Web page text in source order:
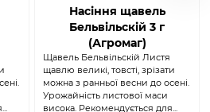
Насіння щавель
Бельвільскій 3 г
(Агромаг)
Щавель Бельвільскій Листя
щавлю великі, товсті, зрізати
можна з ранньої весни до осені.
Урожайність листової маси
висока. Рекомендується для...